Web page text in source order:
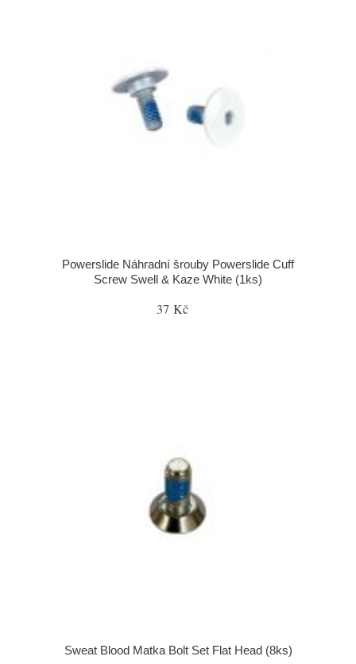
Powerslide Náhradní šrouby Powerslide Cuff
Screw Swell & Kaze White (1ks)
37 Kč
Sweat Blood Matka Bolt Set Flat Head (8ks)